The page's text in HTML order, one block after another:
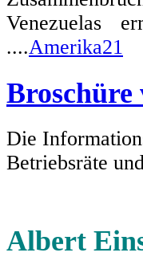
Venezuelas
....Amerika21
Die
Betriebsräte
Albert